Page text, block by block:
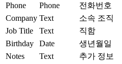
Phone
Phone
전화번호
Company Text
소속 조직
Job Title
Text
직함
Birthday
Date
생년월일
Notes
Text
추가 정보